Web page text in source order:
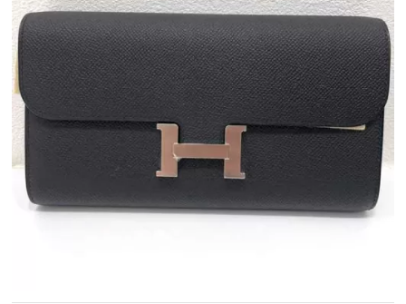
宅配買取を申し込む
無料の宅配キットをお届けします